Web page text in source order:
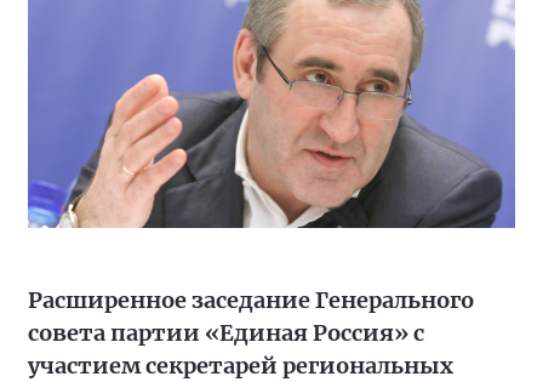
Расширенное заседание Генерального
совета партии «Единая Россия» с
участием секретарей региональных